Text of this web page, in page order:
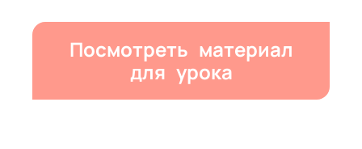
Посмотреть материал
для урока